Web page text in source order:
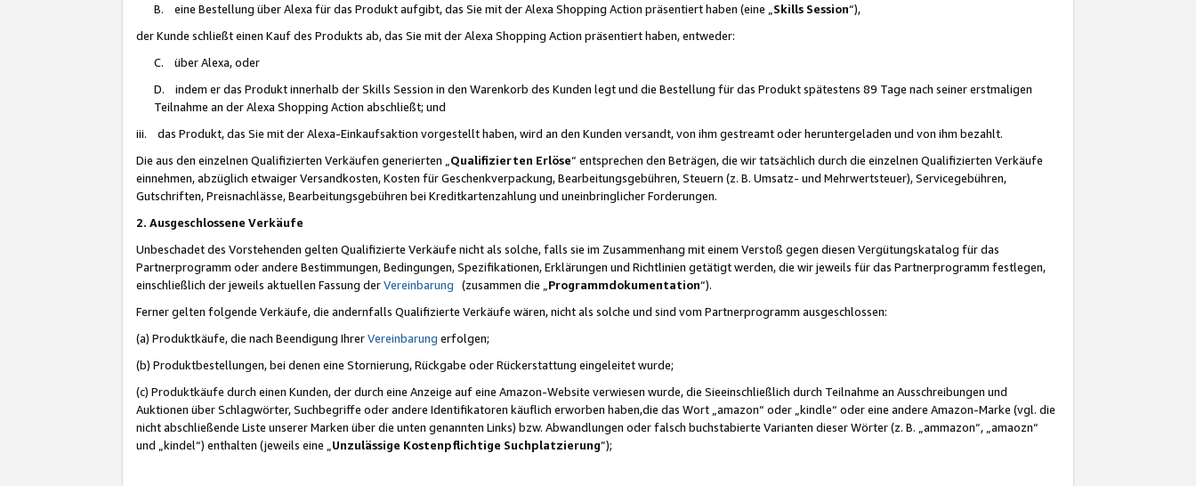
B. eine Bestellung über Alexa für das Produkt aufgibt, das Sie mit der Alexa Shopping Action präsentiert haben (eine „ Skills Session“),
der Kunde schließt einen Kauf des Produkts ab, das Sie mit der Alexa Shopping Action präsentiert haben, entweder:
C. über Alexa, oder
D. indem er das Produkt innerhalb der Skills Session in den Warenkorb des Kunden legt und die Bestellung für das Produkt spätestens 89 Tage nach seiner erstmaligen
Teilnahme an der Alexa Shopping Action abschließt; und
iii. das Produkt, das Sie mit der Alexa-Einkaufsaktion vorgestellt haben, wird an den Kunden versandt, von ihm gestreamt oder heruntergeladen und von ihm bezahlt.
Die aus den einzelnen Qualifizierten Verkäufen generierten „ Qualifizierten Erlöse“ entsprechen den Beträgen, die wir tatsächlich durch die einzelnen Qualifizierten Verkäufe
einnehmen, abzüglich etwaiger Versandkosten, Kosten für Geschenkverpackung, Bearbeitungsgebühren, Steuern (z. B. Umsatz- und Mehrwertsteuer), Servicegebühren,
Gutschriften, Preisnachlässe, Bearbeitungsgebühren bei Kreditkartenzahlung und uneinbringlicher Forderungen.
2. Ausgeschlossene Verkäufe
Unbeschadet des Vorstehenden gelten Qualifizierte Verkäufe nicht als solche, falls sie im Zusammenhang mit einem Verstoß gegen diesen Vergütungskatalog für das
Partnerprogramm oder andere Bestimmungen, Bedingungen, Spezifikationen, Erklärungen und Richtlinien getätigt werden, die wir jeweils für das Partnerprogramm festlegen,
einschließlich der jeweils aktuellen Fassung derVereinbarung (zusammen die „ Programmdokumentation“).
Ferner gelten folgende Verkäufe, die andernfalls Qualifizierte Verkäufe wären, nicht als solche und sind vom Partnerprogramm ausgeschlossen:
(a) Produktkäufe, die nach Beendigung IhrerVereinbarung erfolgen;
(b) Produktbestellungen, bei denen eine Stornierung, Rückgabe oder Rückerstattung eingeleitet wurde;
(c) Produktkäufe durch einen Kunden, der durch eine Anzeige auf eine Amazon-Website verwiesen wurde, die Sieeinschließlich durch Teilnahme an Ausschreibungen und
Auktionen über Schlagwörter, Suchbegriffe oder andere Identifikatoren käuflich erworben haben,die das Wort „amazon“ oder „kindle“ oder eine andere Amazon-Marke (vgl. die
nicht abschließende Liste unserer Marken über die unten genannten Links) bzw. Abwandlungen oder falsch buchstabierte Varianten dieser Wörter (z. B. „ammazon“, „amaozn“
und „kindel“) enthalten (jeweils eine „ Unzulässige Kostenpflichtige Suchplatzierung”);